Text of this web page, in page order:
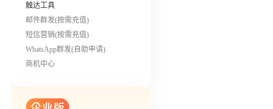
触达工具
邮件群发(按需充值)
短信营销(按需充值)
WhatsApp群发(自助申请)
商机中心